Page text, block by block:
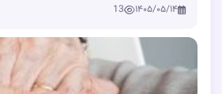
۱۴۰۵/۰۵/۱۴ 13